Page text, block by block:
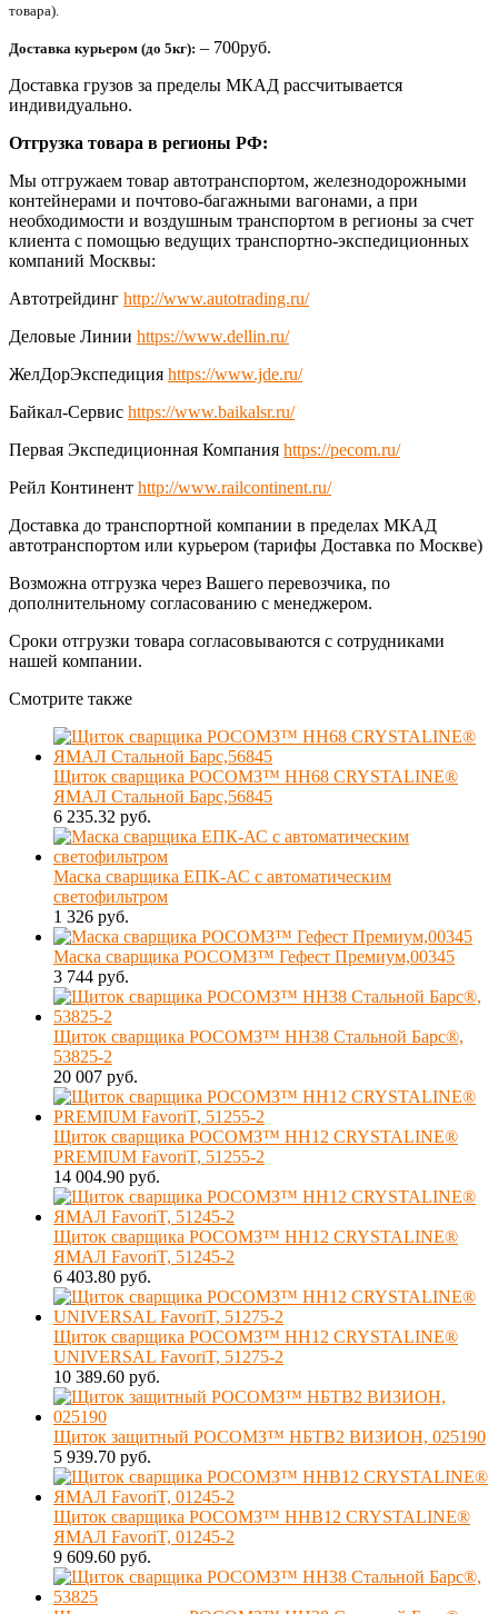
товара).
Доставка курьером (до 5кг): – 700руб.
Доставка грузов за пределы МКАД рассчитывается
индивидуально.
Отгрузка товара в регионы РФ:
Мы отгружаем товар автотранспортом, железнодорожными
контейнерами и почтово-багажными вагонами, а при
необходимости и воздушным транспортом в регионы за счет
клиента с помощью ведущих транспортно-экспедиционных
компаний Москвы:
Автотрейдинг http://www.autotrading.ru/
Деловые Линии https://www.dellin.ru/
ЖелДорЭкспедиция https://www.jde.ru/
Байкал-Сервис https://www.baikalsr.ru/
Первая Экспедиционная Компания https://pecom.ru/
Рейл Континент http://www.railcontinent.ru/
Доставка до транспортной компании в пределах МКАД
автотранспортом или курьером (тарифы Доставка по Москве)
Возможна отгрузка через Вашего перевозчика, по
дополнительному согласованию с менеджером.
Сроки отгрузки товара согласовываются с сотрудниками
нашей компании.
Смотрите также
Щиток сварщика РОСОМЗ™ НН68 CRYSTALINE®
ЯМАЛ Стальной Барс,56845
6 235.32 руб.
Маска сварщика ЕПК-АС с автоматическим
светофильтром
1 326 руб.
Маска сварщика РОСОМЗ™ Гефест Премиум,00345
3 744 руб.
Щиток сварщика РОСОМЗ™ НН38 Стальной Барс®,
53825-2
20 007 руб.
Щиток сварщика РОСОМЗ™ НН12 CRYSTALINE®
PREMIUM FavoriT, 51255-2
14 004.90 руб.
Щиток сварщика РОСОМЗ™ НН12 CRYSTALINE®
ЯМАЛ FavoriT, 51245-2
6 403.80 руб.
Щиток сварщика РОСОМЗ™ НН12 CRYSTALINE®
UNIVERSAL FavoriT, 51275-2
10 389.60 руб.
Щиток защитный РОСОМЗ™ НБТВ2 ВИЗИОН, 025190
5 939.70 руб.
Щиток сварщика РОСОМЗ™ ННВ12 CRYSTALINE®
ЯМАЛ FavoriT, 01245-2
9 609.60 руб.